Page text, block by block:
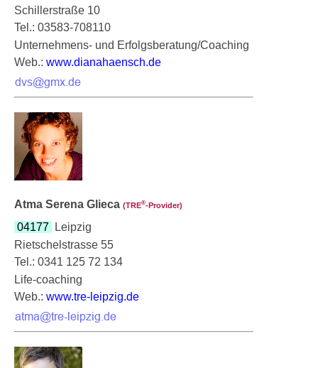
Schillerstraße 10
Tel.: 03583-708110
Unternehmens- und Erfolgsberatung/Coaching
Web.: www.dianahaensch.de
Atma Serena Glieca (TRE®‑Provider)
04177
Leipzig
Rietschelstrasse 55
Tel.: 0341 125 72 134
Life-coaching
Web.: www.tre-leipzig.de